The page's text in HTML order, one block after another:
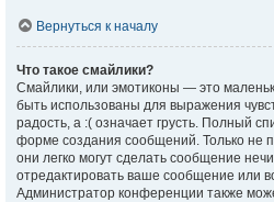
Вернуться к началу
Что такое смайлики?
Смайлики, или эмотиконы — это
быть использованы для выражения
радость, а :( означает грусть. Полный
форме создания сообщений. Только не
они легко могут сделать сообщение
отредактировать ваше сообщение или
Администратор конференции также